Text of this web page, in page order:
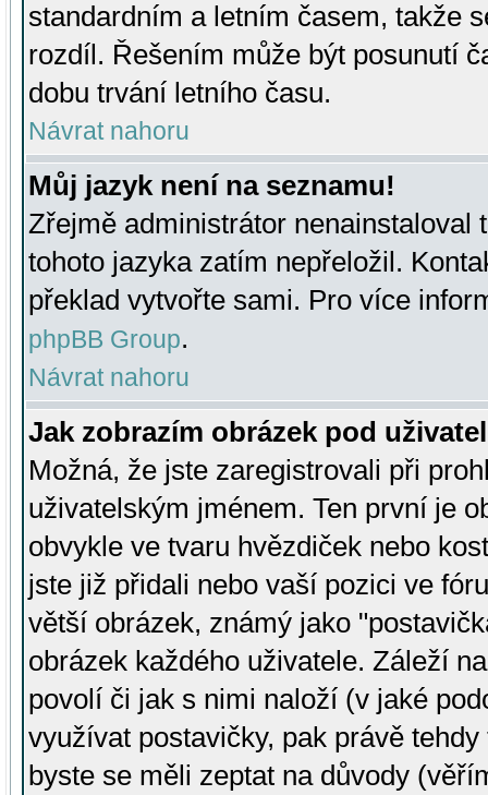
standardním a letním časem, takže
rozdíl. Řešením může být posunutí
dobu trvání letního času.
Návrat nahoru
Můj jazyk není na seznamu!
Zřejmě administrátor nenainstaloval
tohoto jazyka zatím nepřeložil.
překlad vytvořte sami. Pro více
phpBB Group.
Návrat nahoru
Jak zobrazím obrázek pod
Možná, že jste zaregistrovali při
uživatelským jménem. Ten první je
obvykle ve tvaru hvězdiček nebo
jste již přidali nebo vaší pozici ve
větší obrázek, známý jako
obrázek každého uživatele. Záleží
povolí či jak s nimi naloží (v jaké
využívat postavičky, pak právě
byste se měli zeptat na důvody